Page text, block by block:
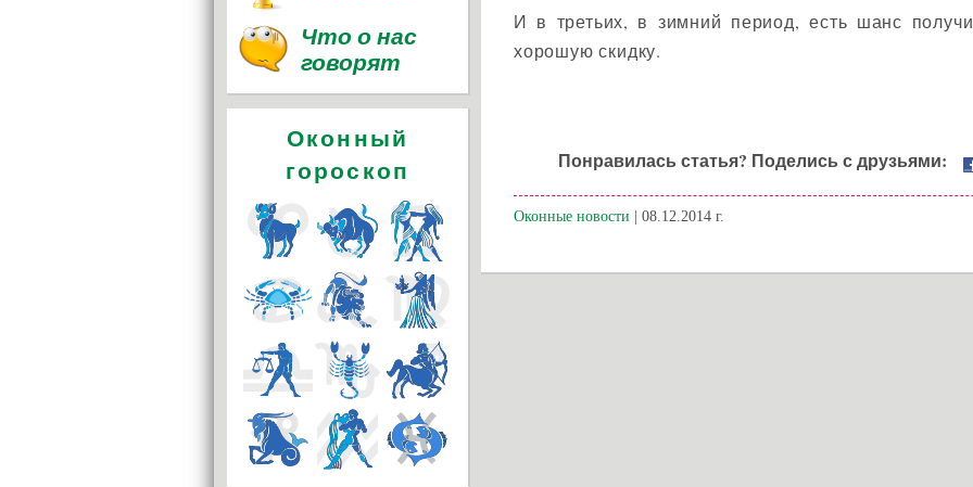
И в третьих, в зимний период, есть шанс
хорошую скидку.
Понравилась статья? Поделись с друзьями:
Оконные новости | 08.12.2014 г.
Что о нас
говорят
Оконный
гороскоп